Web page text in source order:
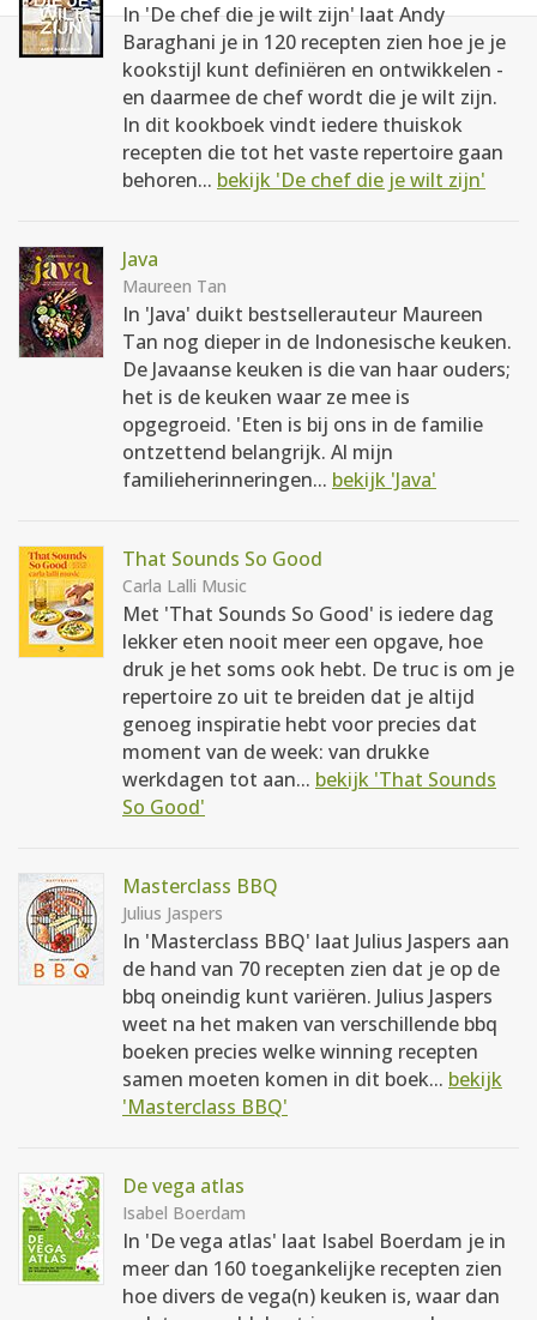
In 'De chef die je wilt zijn' laat Andy
Baraghani je in 120 recepten zien hoe je je
kookstijl kunt definiëren en ontwikkelen -
en daarmee de chef wordt die je wilt zijn.
In dit kookboek vindt iedere thuiskok
recepten die tot het vaste repertoire gaan
behoren... bekijk 'De chef die je wilt zijn'
Java
Maureen Tan
In 'Java' duikt bestsellerauteur Maureen
Tan nog dieper in de Indonesische keuken.
De Javaanse keuken is die van haar ouders;
het is de keuken waar ze mee is
opgegroeid. 'Eten is bij ons in de familie
ontzettend belangrijk. Al mijn
familieherinneringen... bekijk 'Java'
That Sounds So Good
Carla Lalli Music
Met 'That Sounds So Good' is iedere dag
lekker eten nooit meer een opgave, hoe
druk je het soms ook hebt. De truc is om je
repertoire zo uit te breiden dat je altijd
genoeg inspiratie hebt voor precies dat
moment van de week: van drukke
werkdagen tot aan... bekijk 'That Sounds
So Good'
Masterclass BBQ
Julius Jaspers
In 'Masterclass BBQ' laat Julius Jaspers aan
de hand van 70 recepten zien dat je op de
bbq oneindig kunt variëren. Julius Jaspers
weet na het maken van verschillende bbq
boeken precies welke winning recepten
samen moeten komen in dit boek... bekijk
'Masterclass BBQ'
De vega atlas
Isabel Boerdam
In 'De vega atlas' laat Isabel Boerdam je in
meer dan 160 toegankelijke recepten zien
hoe divers de vega(n) keuken is, waar dan